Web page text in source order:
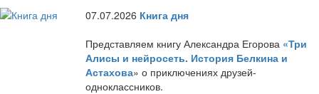
07.07.2026 Книга дня
Представляем книгу Александра Егорова «Три
Алисы и нейросеть. История Белкина и
Астахова» о приключениях друзей-
одноклассников.